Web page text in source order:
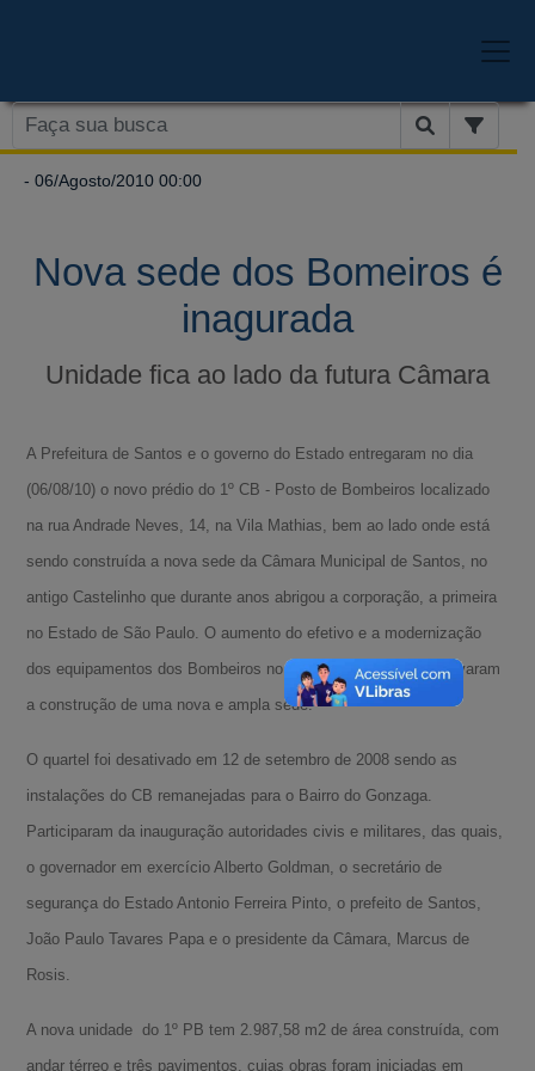
- 06/Agosto/2010 00:00
Nova sede dos Bomeiros é
inagurada
Unidade fica ao lado da futura Câmara
A Prefeitura de Santos e o governo do Estado entregaram no dia
(06/08/10) o novo prédio do 1º CB - Posto de Bombeiros localizado
na rua Andrade Neves, 14, na Vila Mathias, bem ao lado onde está
sendo construída a nova sede da Câmara Municipal de Santos, no
antigo Castelinho que durante anos abrigou a corporação, a primeira
no Estado de São Paulo. O aumento do efetivo e a modernização
dos equipamentos dos Bombeiros no início do século XX motivaram
a construção de uma nova e ampla sede.
O quartel foi desativado em 12 de setembro de 2008 sendo as
instalações do CB remanejadas para o Bairro do Gonzaga.
Participaram da inauguração autoridades civis e militares, das quais,
o governador em exercício Alberto Goldman, o secretário de
segurança do Estado Antonio Ferreira Pinto, o prefeito de Santos,
João Paulo Tavares Papa e o presidente da Câmara, Marcus de
Rosis.
A nova unidade do 1º PB tem 2.987,58 m2 de área construída, com
andar térreo e três pavimentos, cujas obras foram iniciadas em